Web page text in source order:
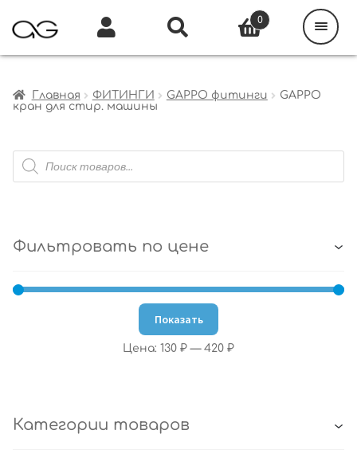
Главная ФИТИНГИ GAPPO фитинги
GAPPO
кран для стир. машины
Поиск
товаров
Фильтровать по цене
Показать
Цена: 130 ₽ — 420 ₽
Категории товаров
0